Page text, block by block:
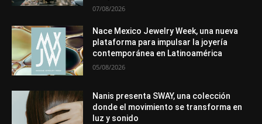
07/08/2026
Nace Mexico Jewelry Week, una nueva
plataforma para impulsar la joyería
contemporánea en Latinoamérica
05/08/2026
Nanis presenta SWAY, una colección
donde el movimiento se transforma en
luz y sonido